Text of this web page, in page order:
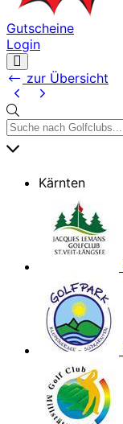
Gutscheine
Login
öffnenzur Übersicht
Kärnten